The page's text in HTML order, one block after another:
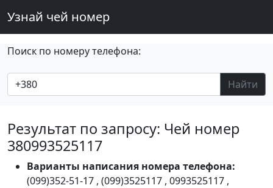
Узнай чей номер
Поиск по номеру телефона:
Найти
Результат по запросу: Чей номер
380993525117
Варианты написания номера телефона:
(099)352-51-17 , (099)3525117 , 0993525117 ,